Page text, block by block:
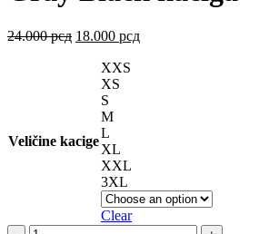
24.000рсд 18.000 рсд
Veličine kacige
XXS
XS
S
M
L
XL
XXL
3XL
Clear